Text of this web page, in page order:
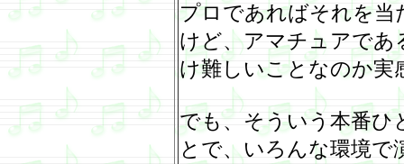
プロであればそれを当
けど、アマチュアで
け難しいことなのか実
でも、そういう本番ひ
とで、いろんな環境で